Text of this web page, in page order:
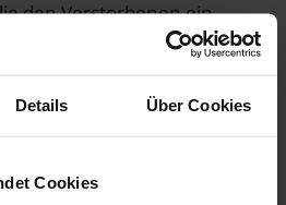
Details Über Cookies
Cookies
den Verstorbenen ein
sehen und sich
Bestattungsunternehmen
Räumlichkeiten für den
In einem persönlichen
überlegt werden, ob und